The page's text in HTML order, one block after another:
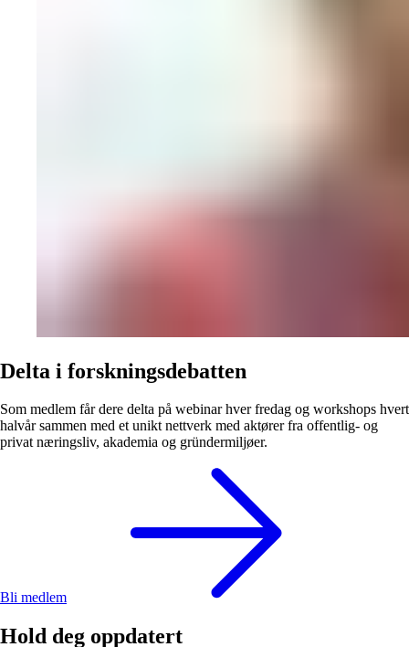
Delta i forskningsdebatten
Som medlem får dere delta på webinar hver fredag og workshops hvert
halvår sammen med et unikt nettverk med aktører fra offentlig- og
privat næringsliv, akademia og gründermiljøer.
Bli medlem
Hold deg oppdatert